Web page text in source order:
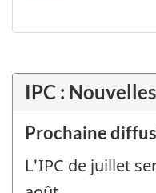
?
IPC : Nouvelles
Prochaine
L'IPC de juillet